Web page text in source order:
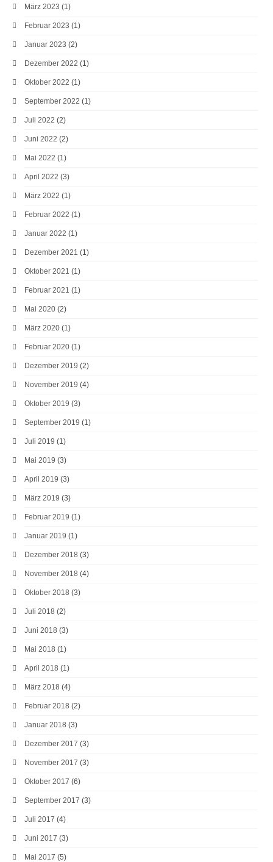
März 2023 (1)
Februar 2023 (1)
Januar 2023 (2)
Dezember 2022 (1)
Oktober 2022 (1)
September 2022 (1)
Juli 2022 (2)
Juni 2022 (2)
Mai 2022 (1)
April 2022 (3)
März 2022 (1)
Februar 2022 (1)
Januar 2022 (1)
Dezember 2021 (1)
Oktober 2021 (1)
Februar 2021 (1)
Mai 2020 (2)
März 2020 (1)
Februar 2020 (1)
Dezember 2019 (2)
November 2019 (4)
Oktober 2019 (3)
September 2019 (1)
Juli 2019 (1)
Mai 2019 (3)
April 2019 (3)
März 2019 (3)
Februar 2019 (1)
Januar 2019 (1)
Dezember 2018 (3)
November 2018 (4)
Oktober 2018 (3)
Juli 2018 (2)
Juni 2018 (3)
Mai 2018 (1)
April 2018 (1)
März 2018 (4)
Februar 2018 (2)
Januar 2018 (3)
Dezember 2017 (3)
November 2017 (3)
Oktober 2017 (6)
September 2017 (3)
Juli 2017 (4)
Juni 2017 (3)
Mai 2017 (5)